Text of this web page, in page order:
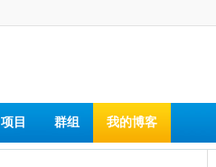
项目 群组 我的博客